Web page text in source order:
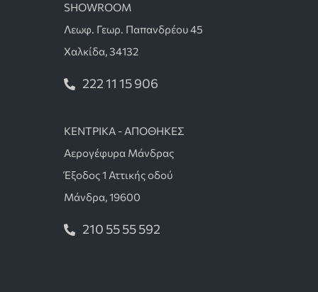
SHOWROOM
Λεωφ. Γεωρ. Παπανδρέου 45
Χαλκίδα, 34132
222 11 15 906
ΚΕΝΤΡΙΚΑ - ΑΠΟΘΗΚΕΣ
Αερογέφυρα Μάνδρας
Έξοδος 1 Αττικής οδού
Μάνδρα, 19600
210 55 55 592